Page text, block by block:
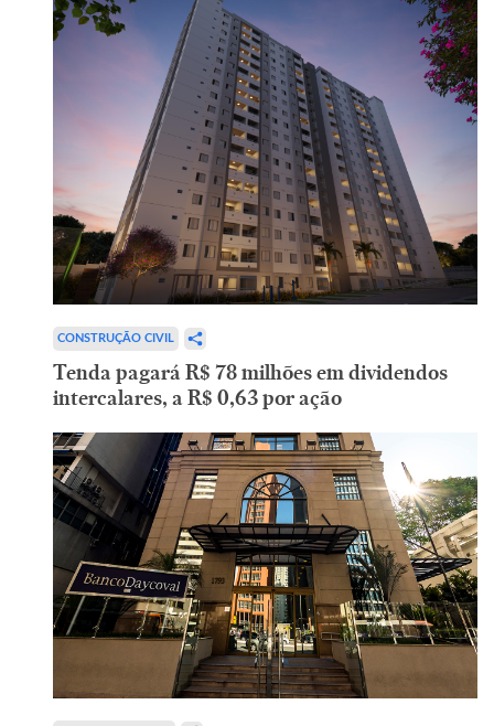
CONSTRUÇÃO CIVIL
Tenda pagará R$ 78 milhões em dividendos
intercalares, a R$ 0,63 por ação